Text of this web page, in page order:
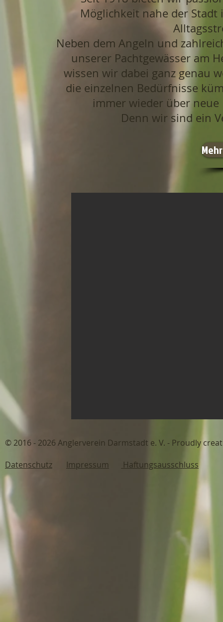
Möglichkeit nahe der
Neben dem Angeln und
unserer Pachtgewässer am
wissen wir dabei ganz genau
die einzelnen Bedürfnisse
immer wieder über
Denn wir sind ein
© 2016 - 2026 Anglerverein
Datenschutz
Impressum Haftungsausschluss